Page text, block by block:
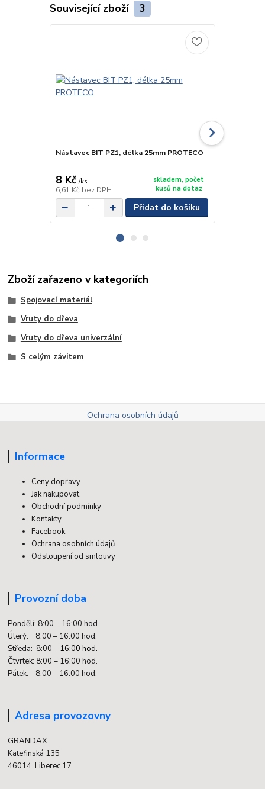
Související zboží 3
Nástavec BIT PZ1, délka 25mm PROTECO
8 Kč /ks
6,61 Kč bez DPH
skladem, počet
kusů na dotaz
Přidat do košíku
Zboží zařazeno v kategoriích
Spojovací materiál
Vruty do dřeva
Vruty do dřeva univerzální
S celým závitem
Ochrana osobních údajů
Informace
Ceny dopravy
Jak nakupovat
Obchodní podmínky
Kontakty
Facebook
Ochrana osobních údajů
Odstoupení od smlouvy
Provozní doba
Pondělí: 8:00 – 16:00 hod.
Úterý: 8:00 – 16:00 hod.
Středa: 8:00 – 16:00 hod.
Čtvrtek: 8:00 – 16:00 hod.
Pátek: 8:00 – 16:00 hod.
Adresa provozovny
GRANDAX
Kateřinská 135
46014 Liberec 17